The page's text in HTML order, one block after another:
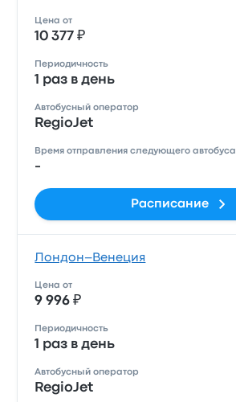
Цена от
10 377 ₽
Периодичность
1 раз в день
Автобусный оператор
RegioJet
Время отправления следующего автобуса
-
Расписание
Лондон–Венеция
Цена от
9 996 ₽
Периодичность
1 раз в день
Автобусный оператор
RegioJet